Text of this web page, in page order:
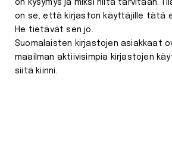
on kysymys ja miksi niitä tarvitaan.
on se, että kirjaston käyttäjille tätä
He tietävät sen jo.
Suomalaisten kirjastojen asiakkaat
maailman aktiivisimpia kirjastojen
siitä kiinni.